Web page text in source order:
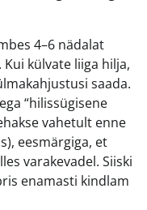
4–6 nädalat
külvate liiga hilja,
saada.
“hilissügisene
vahetult enne
eesmärgiga, et
varakevadel. Siiski
enamasti kindlam